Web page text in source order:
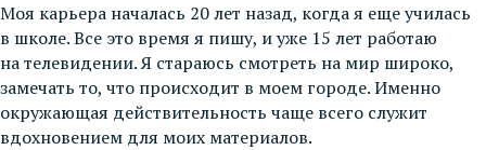
Моя карьера началась 20 лет назад, когда я еще училась
в школе. Все это время я пишу, и уже 15 лет работаю
на телевидении. Я стараюсь смотреть на мир широко,
замечать то, что происходит в моем городе. Именно
окружающая действительность чаще всего служит
вдохновением для моих материалов.